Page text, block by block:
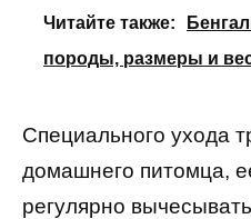
Читайте также:
породы, размеры и
Специального ухода
домашнего питомца,
регулярно